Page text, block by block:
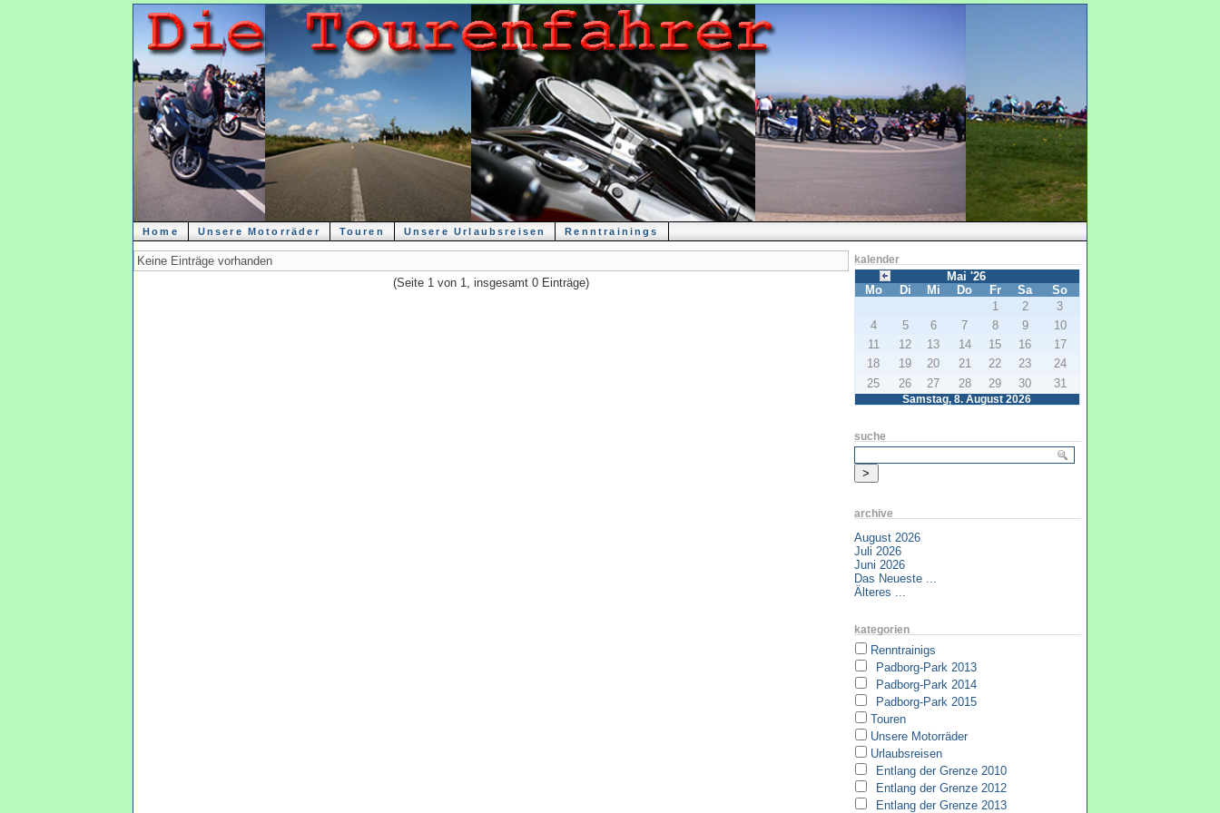
Home Unsere Motorräder Touren Unsere Urlaubsreisen Renntrainings
Keine Einträge vorhanden
(Seite 1 von 1, insgesamt 0 Einträge)
kalender
Mai '26
Mo
Di Mi Do Fr Sa So
Samstag, 8. August 2026
1 2
3
4
5 6 7 8 9
10
11
12 13 14 15 16
17
18
19 20 21 22 23
24
25
26 27 28 29 30 31
suche
archive
August 2026
Juli 2026
Juni 2026
Das Neueste ...
Älteres ...
kategorien
Renntrainigs
Padborg-Park 2013
Padborg-Park 2014
Padborg-Park 2015
Touren
Unsere Motorräder
Urlaubsreisen
Entlang der Grenze 2010
Entlang der Grenze 2012
Entlang der Grenze 2013